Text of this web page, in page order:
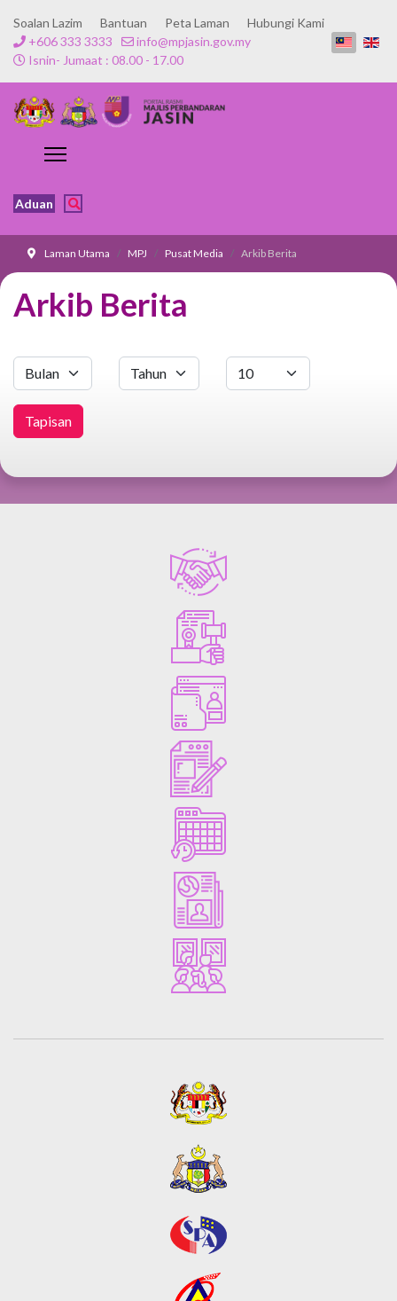
Soalan Lazim Bantuan Peta Laman
Hubungi Kami
+606 333 3333
info@mpjasin.gov.my
Isnin- Jumaat : 08.00 - 17.00
Aduan
Laman Utama MPJ Pusat Media Arkib Berita
Arkib Berita
Tapisan